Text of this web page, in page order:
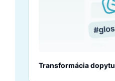
Transformácia dopytu